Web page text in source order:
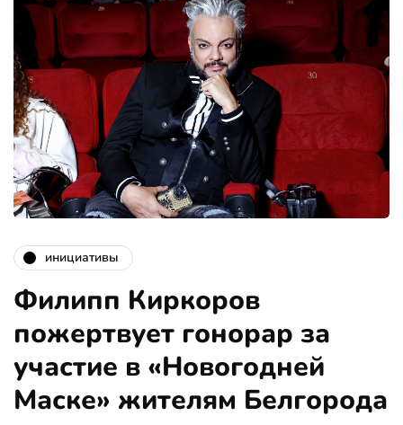
инициативы
Филипп Киркоров
пожертвует гонорар за
участие в «Новогодней
Маске» жителям Белгорода